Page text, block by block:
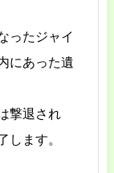
ったジャイ
にあった遺
撃退され
します。